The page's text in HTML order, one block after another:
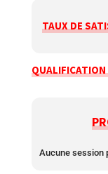
TAUX DE
Aucune session